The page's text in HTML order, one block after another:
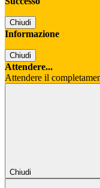
Chiudi
Informazione
Chiudi
Attendere...
Attendere il
Chiudi